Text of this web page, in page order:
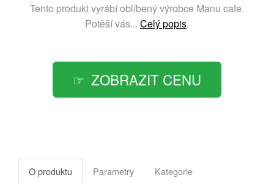
Tento produkt vyrábí oblíbený výrobce Manu cafe.
Potěší vás... Celý popis.
ZOBRAZIT CENU
O produktu Parametry Kategorie